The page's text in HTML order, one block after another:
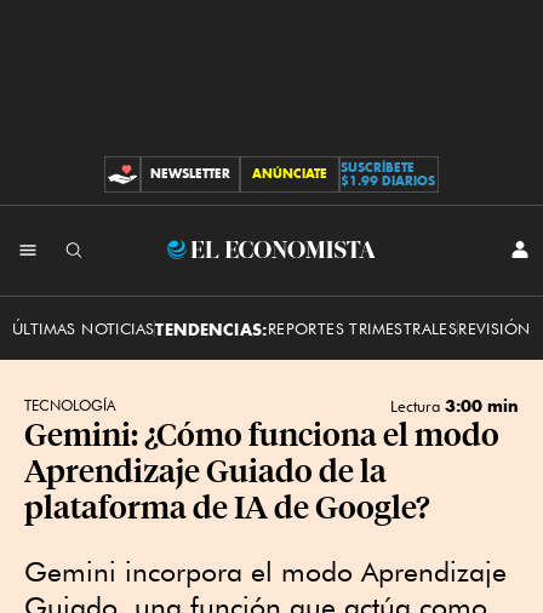
CONTRIBUCIONES
NEWSLETTER ANÚNCIATE
SUSCRÍBETE
$1.99 DIARIOS
El
ÚLTIMAS NOTICIASTENDENCIAS:REPORTES TRIMESTRALESREVISIÓN
TECNOLOGÍA Lectura 3:00 min
Gemini: ¿Cómo funciona el modo
Aprendizaje Guiado de la
plataforma de IA de Google?
Gemini incorpora el modo Aprendizaje
Guiado, una función que actúa como